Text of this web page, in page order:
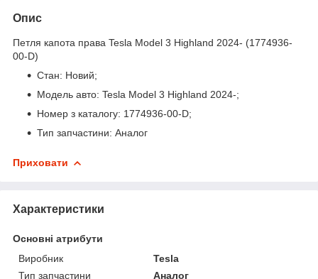
Опис
Петля капота права Tesla Model 3 Highland 2024- (1774936-
00-D)
Стан: Новий;
Модель авто: Tesla Model 3 Highland 2024-;
Номер з каталогу: 1774936-00-D;
Тип запчастини: Аналог
Приховати
Характеристики
Основні атрибути
Виробник
Tesla
Тип запчастини
Аналог